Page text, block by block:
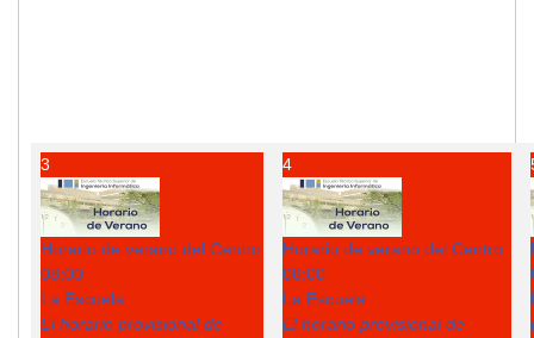
3
Horario de verano del Centro
08:00
La Escuela
El horario provisional de
4
Horario de verano del Centro
08:00
La Escuela
El horario provisional de